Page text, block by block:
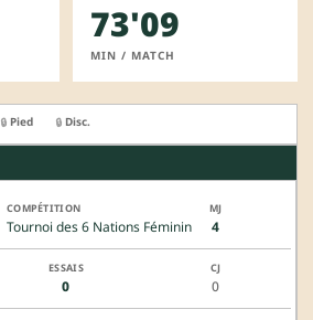
73'09
MIN / MATCH
🔒 Pied 🔒 Disc.
Tournoi des 6 Nations Féminin 4
0 0